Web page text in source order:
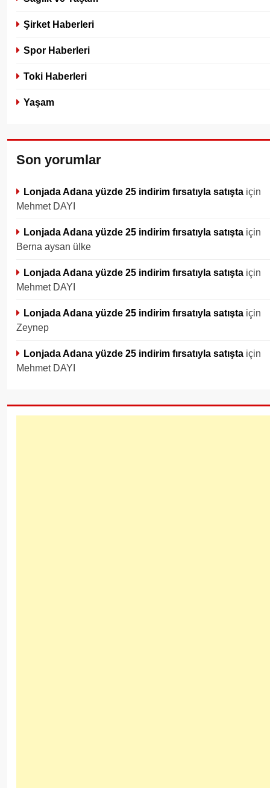
Şirket Haberleri
Spor Haberleri
Toki Haberleri
Yaşam
Son yorumlar
Lonjada Adana yüzde 25 indirim fırsatıyla satışta için
Mehmet DAYI
Lonjada Adana yüzde 25 indirim fırsatıyla satışta için
Berna aysan ülke
Lonjada Adana yüzde 25 indirim fırsatıyla satışta için
Mehmet DAYI
Lonjada Adana yüzde 25 indirim fırsatıyla satışta için
Zeynep
Lonjada Adana yüzde 25 indirim fırsatıyla satışta için
Mehmet DAYI